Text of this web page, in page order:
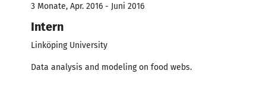
3 Monate, Apr. 2016 - Juni 2016
Intern
Linköping University
Data analysis and modeling on food webs.